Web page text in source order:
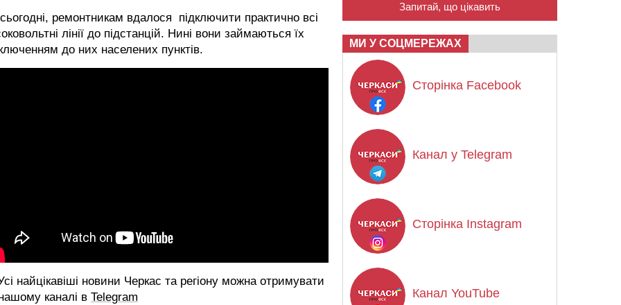
ремонтникам вдалося підключити практично всі
лінії до підстанцій. Нині вони займаються їх
до них населених пунктів.
найцікавіші новини Черкас та регіону можна отримувати
каналі в Telegram
Запитай, що цікавить
МИ У СОЦМЕРЕЖАХ
Сторінка Facebook
Канал у Telegram
Сторінка Instagram
Канал YouTube